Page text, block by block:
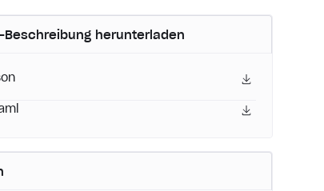
Beschreibung herunterladen